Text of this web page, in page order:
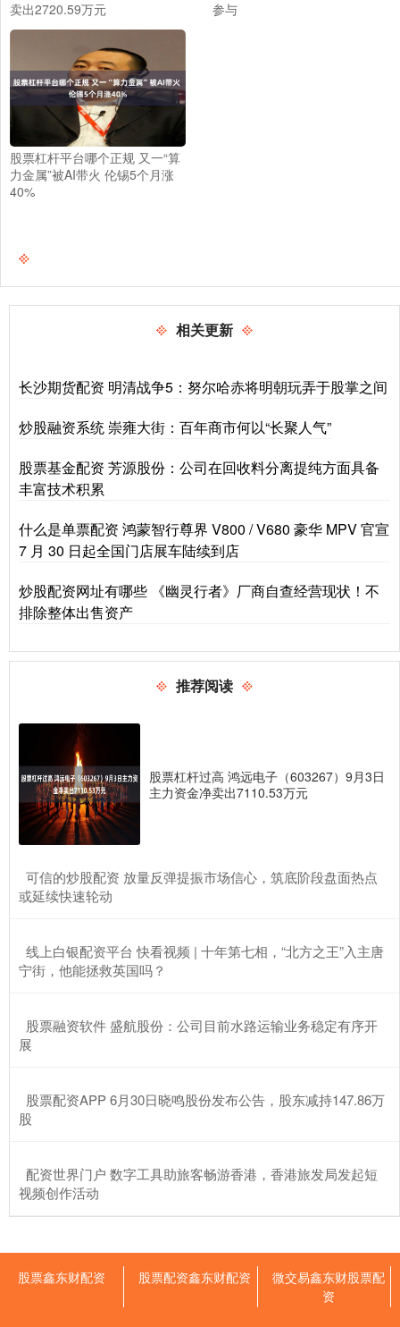
卖出2720.59万元
参与
股票杠杆平台哪个正规 又一“算
力金属”被AI带火 伦锡5个月涨
40%
相关更新
长沙期货配资 明清战争5：努尔哈赤将明朝玩弄于股掌之间
炒股融资系统 崇雍大街：百年商市何以“长聚人气”
股票基金配资 芳源股份：公司在回收料分离提纯方面具备
丰富技术积累
什么是单票配资 鸿蒙智行尊界 V800 / V680 豪华 MPV 官宣
7 月 30 日起全国门店展车陆续到店
炒股配资网址有哪些 《幽灵行者》厂商自查经营现状！不
排除整体出售资产
推荐阅读
股票杠杆过高 鸿远电子（603267）9月3日
主力资金净卖出7110.53万元
​可信的炒股配资 放量反弹提振市场信心，筑底阶段盘面热点
或延续快速轮动
​线上白银配资平台 快看视频 | 十年第七相，“北方之王”入主唐
宁街，他能拯救英国吗？
​股票融资软件 盛航股份：公司目前水路运输业务稳定有序开
展
​股票配资APP 6月30日晓鸣股份发布公告，股东减持147.86万
股
​配资世界门户 数字工具助旅客畅游香港，香港旅发局发起短
视频创作活动
股票鑫东财配资 股票配资鑫东财配资
微交易鑫东财股票配
资